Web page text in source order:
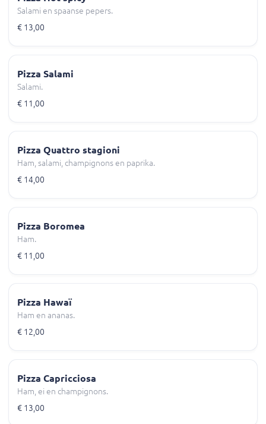
Salami en spaanse pepers.
€ 13,00
Pizza Salami
Salami.
€ 11,00
Pizza Quattro stagioni
Ham, salami, champignons en paprika.
€ 14,00
Pizza Boromea
Ham.
€ 11,00
Pizza Hawaï
Ham en ananas.
€ 12,00
Pizza Capricciosa
Ham, ei en champignons.
€ 13,00